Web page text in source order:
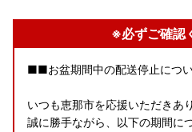
※必ずご確認
■■お盆期間中の配送停止につ
いつも恵那市を応援いただきあ
誠に勝手ながら、以下の期間に